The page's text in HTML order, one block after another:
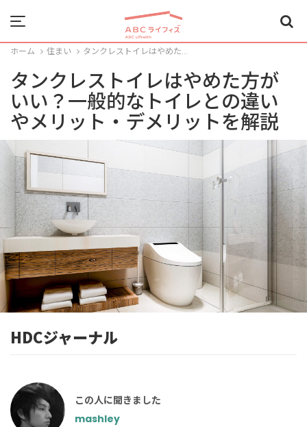
Menu
ホーム 住まい タンクレストイレはやめた...
タンクレストイレはやめた方が
いい？一般的なトイレとの違い
やメリット・デメリットを解説
HDCジャーナル
この人に聞きました
mashley